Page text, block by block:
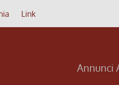
Link
Annunci